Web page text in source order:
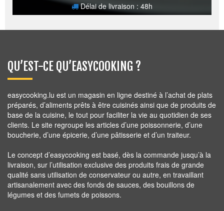
Délai de livraison : 48h
QU’EST-CE QU’EASYCOOKING ?
easycooking.lu est un magasin en ligne destiné à l’achat de plats
préparés, d’aliments prêts à être cuisinés ainsi que de produits de
base de la cuisine, le tout pour faciliter la vie au quotidien de ses
clients. Le site regroupe les articles d’une poissonnerie, d’une
boucherie, d’une épicerie, d’une pâtisserie et d’un traiteur.
Le concept d’easycooking est basé, dès la commande jusqu’à la
livraison, sur l’utilisation exclusive des produits frais de grande
qualité sans utilisation de conservateur ou autre, en travaillant
artisanalement avec des fonds de sauces, des bouillons de
légumes et des fumets de poissons.